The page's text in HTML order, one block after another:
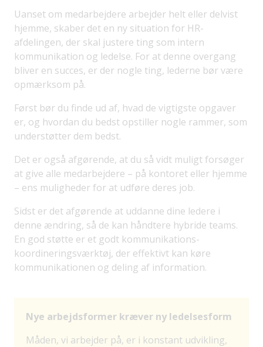
Uanset om medarbejdere arbejder helt eller delvist
hjemme, skaber det en ny situation for HR-
afdelingen, der skal justere ting som intern
kommunikation og ledelse. For at denne overgang
bliver en succes, er der nogle ting, lederne bør være
opmærksom på.
Først bør du finde ud af, hvad de vigtigste opgaver
er, og hvordan du bedst opstiller nogle rammer, som
understøtter dem bedst.
Det er også afgørende, at du så vidt muligt forsøger
at give alle medarbejdere – på kontoret eller hjemme
– ens muligheder for at udføre deres job.
Sidst er det afgørende at uddanne dine ledere i
denne ændring, så de kan håndtere hybride teams.
En god støtte er et godt kommunikations-
koordineringsværktøj, der effektivt kan køre
kommunikationen og deling af information.
Nye arbejdsformer kræver ny ledelsesform
Måden, vi arbejder på, er i konstant udvikling,